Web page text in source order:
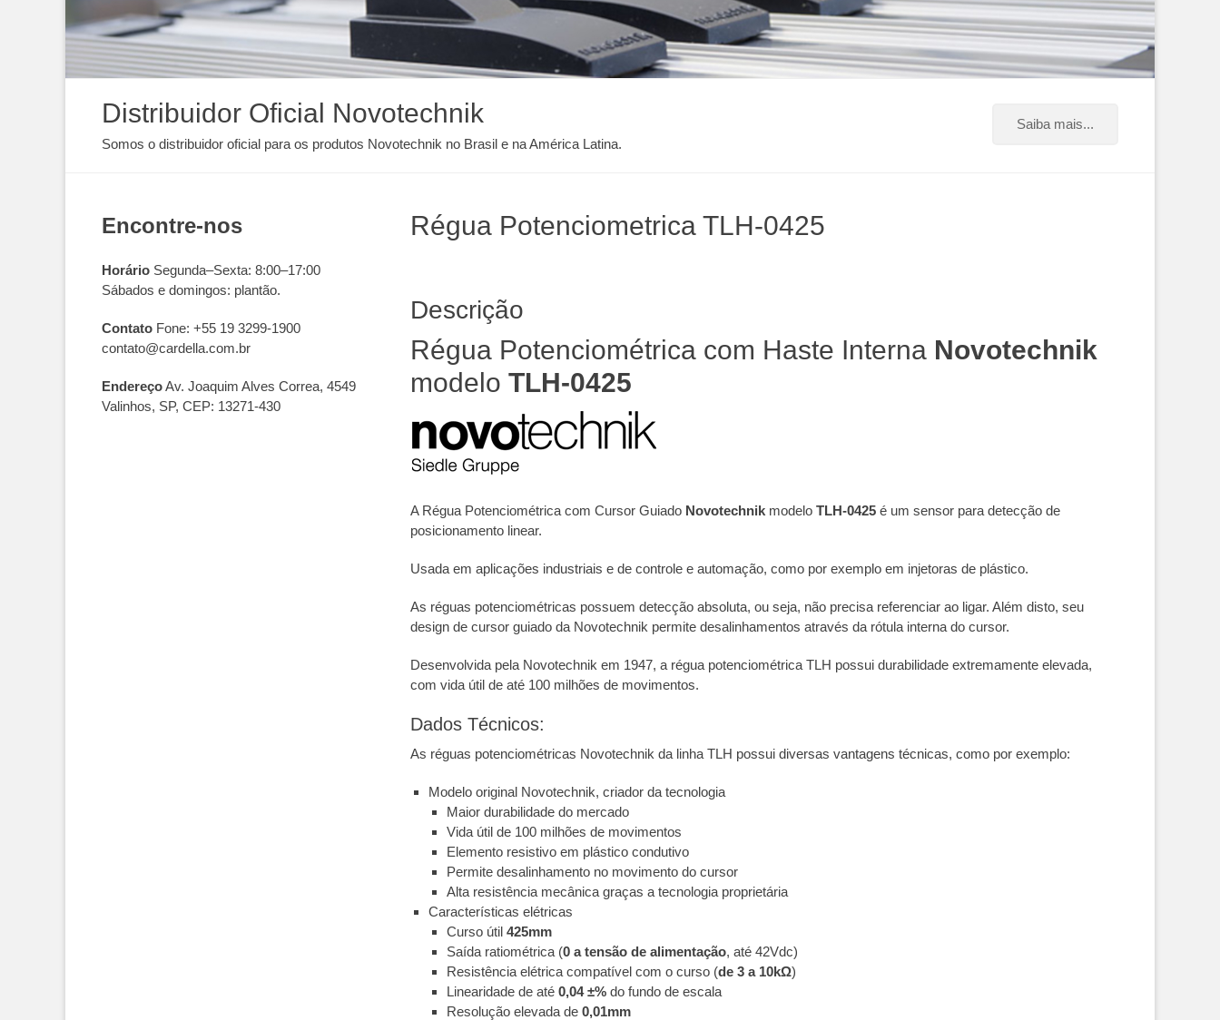
Distribuidor Oficial Novotechnik
Somos o distribuidor oficial para os produtos Novotechnik no Brasil e na América Latina.
Saiba mais...
Régua Potenciometrica TLH-0425
Descrição
Régua Potenciométrica com Haste Interna Novotechnik
modelo TLH-0425
A Régua Potenciométrica com Cursor Guiado Novotechnik modelo TLH-0425 é um sensor para detecção de
posicionamento linear.
Usada em aplicações industriais e de controle e automação, como por exemplo em injetoras de plástico.
As réguas potenciométricas possuem detecção absoluta, ou seja, não precisa referenciar ao ligar. Além disto, seu
design de cursor guiado da Novotechnik permite desalinhamentos através da rótula interna do cursor.
Desenvolvida pela Novotechnik em 1947, a régua potenciométrica TLH possui durabilidade extremamente elevada,
com vida útil de até 100 milhões de movimentos.
Dados Técnicos:
As réguas potenciométricas Novotechnik da linha TLH possui diversas vantagens técnicas, como por exemplo:
Modelo original Novotechnik, criador da tecnologia
Maior durabilidade do mercado
Vida útil de 100 milhões de movimentos
Elemento resistivo em plástico condutivo
Permite desalinhamento no movimento do cursor
Alta resistência mecânica graças a tecnologia proprietária
Características elétricas
Curso útil 425mm
Saída ratiométrica (0 a tensão de alimentação, até 42Vdc)
Resistência elétrica compatível com o curso (de 3 a 10kΩ)
Linearidade de até 0,04 ±% do fundo de escala
Resolução elevada de 0,01mm
Encontre-nos
Horário Segunda–Sexta: 8:00–17:00
Sábados e domingos: plantão.
Contato Fone: +55 19 3299-1900
contato@cardella.com.br
EndereçoAv. Joaquim Alves Correa, 4549
Valinhos, SP, CEP: 13271-430